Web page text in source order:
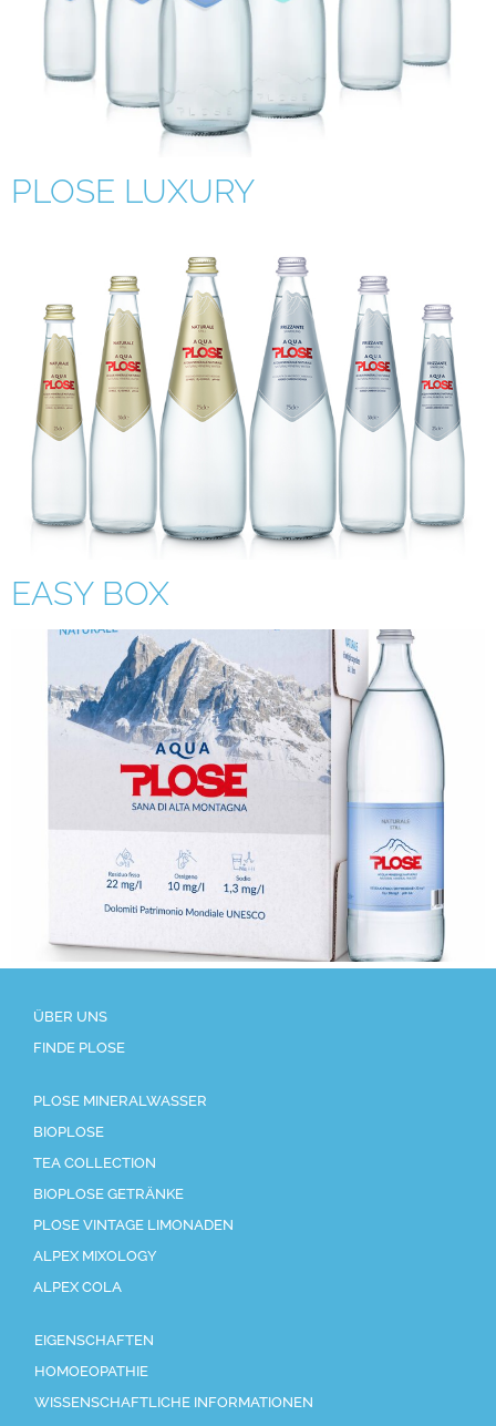
PLOSE LUXURY
EASY BOX
ÜBER UNS
FINDE PLOSE
PLOSE MINERALWASSER
BIOPLOSE
TEA COLLECTION
BIOPLOSE GETRÄNKE
PLOSE VINTAGE LIMONADEN
ALPEX MIXOLOGY
ALPEX COLA
EIGENSCHAFTEN
HOMOEOPATHIE
WISSENSCHAFTLICHE INFORMATIONEN